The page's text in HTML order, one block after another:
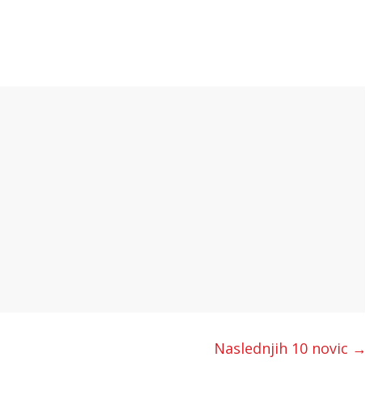
Naslednjih 10 novic →